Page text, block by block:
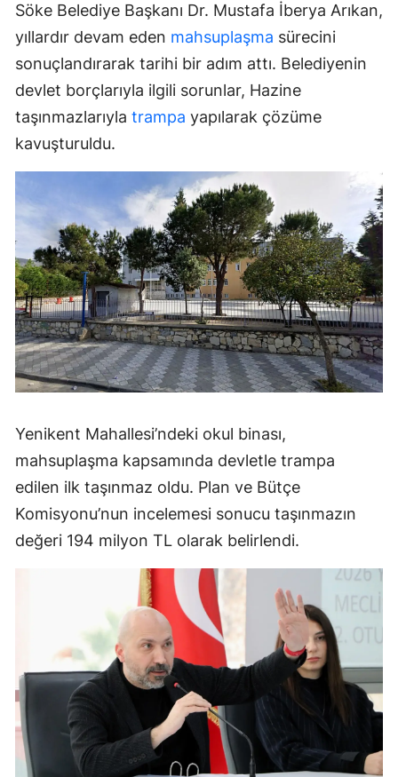
Söke Belediye Başkanı Dr. Mustafa İberya Arıkan,
yıllardır devam eden mahsuplaşma sürecini
sonuçlandırarak tarihi bir adım attı. Belediyenin
devlet borçlarıyla ilgili sorunlar, Hazine
taşınmazlarıyla trampa yapılarak çözüme
kavuşturuldu.
Yenikent Mahallesi’ndeki okul binası,
mahsuplaşma kapsamında devletle trampa
edilen ilk taşınmaz oldu. Plan ve Bütçe
Komisyonu’nun incelemesi sonucu taşınmazın
değeri 194 milyon TL olarak belirlendi.